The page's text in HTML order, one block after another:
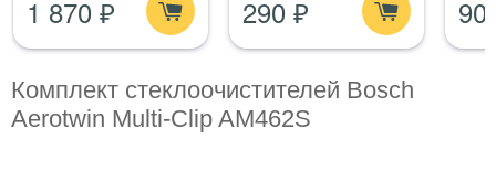
стеклом
1 870 ₽ 290 ₽ 90
Комплект стеклоочистителей Bosch
Aerotwin Multi-Clip AM462S